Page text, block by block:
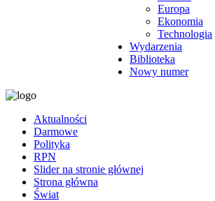
Europa
Ekonomia
Technologia
Wydarzenia
Biblioteka
Nowy numer
Aktualności
Darmowe
Polityka
RPN
Slider na stronie głównej
Strona główna
Świat